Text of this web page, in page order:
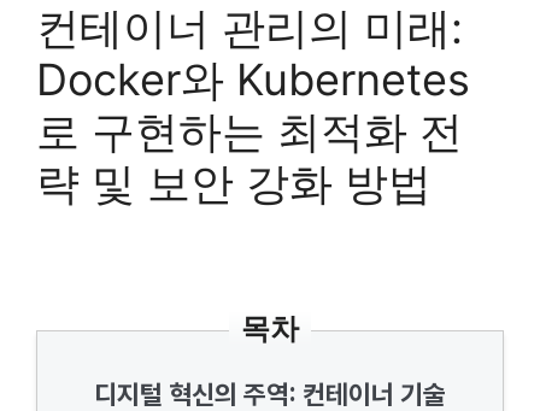
컨테이너 관리의 미래:
Docker와 Kubernetes
로 구현하는 최적화 전
략 및 보안 강화 방법
목차
디지털 혁신의 주역: 컨테이너 기술